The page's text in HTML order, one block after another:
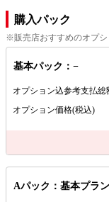
購入パック
※販売店おすすめのオプシ
基本パック：−
オプション込参考支払総
オプション価格(税込)
Aパック：基本プラン